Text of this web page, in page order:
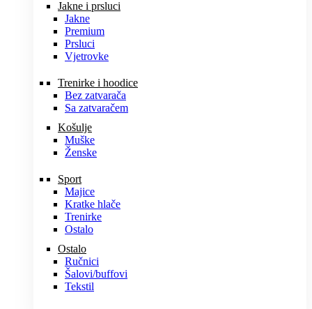
Jakne i prsluci
Jakne
Premium
Prsluci
Vjetrovke
Trenirke i hoodice
Bez zatvarača
Sa zatvaračem
Košulje
Muške
Ženske
Sport
Majice
Kratke hlače
Trenirke
Ostalo
Ostalo
Ručnici
Šalovi/buffovi
Tekstil